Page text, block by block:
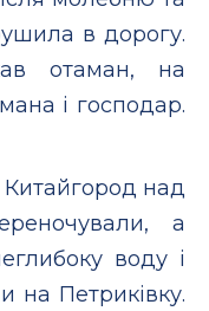
в дорогу.
отаман, на
і господар.
над
а
воду і
Петриківку.